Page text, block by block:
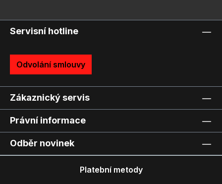
Servisní hotline
Odvolání smlouvy
Zákaznický servis
Právní informace
Odběr novinek
Platební metody